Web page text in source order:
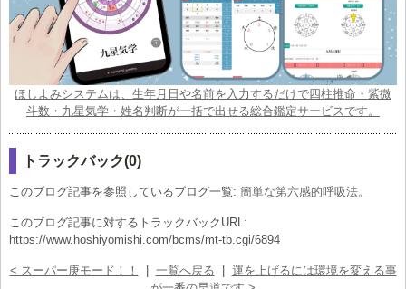
ほしよみシステムは、生年月日や名前を入力するだけで四柱推命・紫微
斗数・九星気学・姓名判断が一括で出せる総合鑑定サービスです。
トラックバック(0)
このブログ記事を参照しているブログ一覧: 簡単な第六感的呼吸法。
このブログ記事に対するトラックバックURL:
https://www.hoshiyomishi.com/bcms/mt-tb.cgi/6894
< スーパー庚モード！！ 一覧へ戻る
運を上げるには環境を変える事